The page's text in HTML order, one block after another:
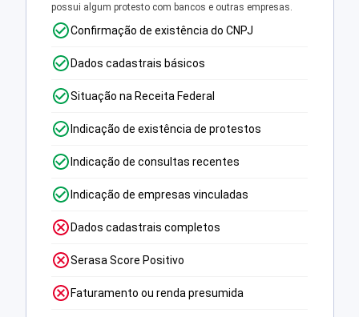
possui algum protesto com bancos e outras empresas.
Confirmação de existência do CNPJ
Dados cadastrais básicos
Situação na Receita Federal
Indicação de existência de protestos
Indicação de consultas recentes
Indicação de empresas vinculadas
Dados cadastrais completos
Serasa Score Positivo
Faturamento ou renda presumida